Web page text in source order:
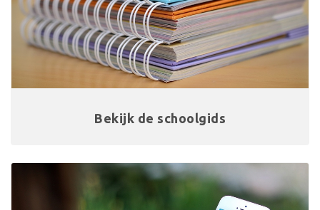
Bekijk de schoolgids